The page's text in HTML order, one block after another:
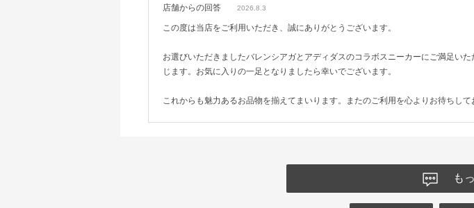
店舗からの回答 2026.8.3
この度は当店をご利用いただき、誠にありがとうございます。
お選びいただきましたバレンシアガとアディダスのコラボスニーカーにご満足い
じます。お気に入りの一足となりましたら幸いでございます。
これからも魅力あるお品物を揃えてまいります。またのご利用を心よりお待ちして
も